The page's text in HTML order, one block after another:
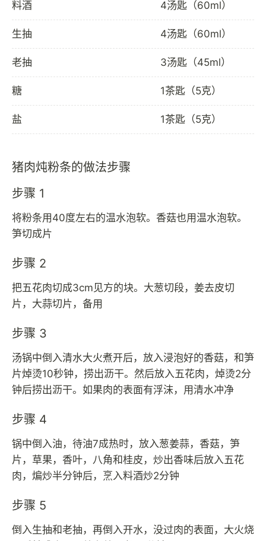
料酒 4汤匙（60ml）
生抽 4汤匙（60ml）
老抽 3汤匙（45ml）
糖 1茶匙（5克）
盐 1茶匙（5克）
猪肉炖粉条的做法步骤
步骤 1
将粉条用40度左右的温水泡软。香菇也用温水泡软。
笋切成片
步骤 2
把五花肉切成3cm见方的块。大葱切段，姜去皮切
片，大蒜切片，备用
步骤 3
汤锅中倒入清水大火煮开后，放入浸泡好的香菇，和笋
片焯烫10秒钟，捞出沥干。然后放入五花肉，焯烫2分
钟后捞出沥干。如果肉的表面有浮沫，用清水冲净
步骤 4
锅中倒入油，待油7成热时，放入葱姜蒜，香菇，笋
片，草果，香叶，八角和桂皮，炒出香味后放入五花
肉，煸炒半分钟后，烹入料酒炒2分钟
步骤 5
倒入生抽和老抽，再倒入开水，没过肉的表面，大火烧